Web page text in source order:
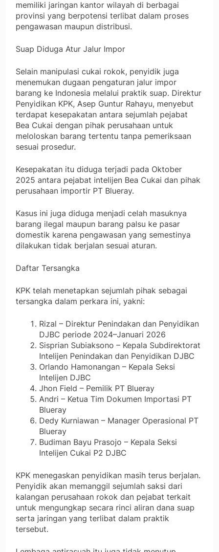
memiliki jaringan kantor wilayah di berbagai
provinsi yang berpotensi terlibat dalam proses
pengawasan maupun distribusi.
Suap Diduga Atur Jalur Impor
Selain manipulasi cukai rokok, penyidik juga
menemukan dugaan pengaturan jalur impor
barang ke Indonesia melalui praktik suap. Direktur
Penyidikan KPK, Asep Guntur Rahayu, menyebut
terdapat kesepakatan antara sejumlah pejabat
Bea Cukai dengan pihak perusahaan untuk
meloloskan barang tertentu tanpa pemeriksaan
sesuai prosedur.
Kesepakatan itu diduga terjadi pada Oktober
2025 antara pejabat intelijen Bea Cukai dan pihak
perusahaan importir PT Blueray.
Kasus ini juga diduga menjadi celah masuknya
barang ilegal maupun barang palsu ke pasar
domestik karena pengawasan yang semestinya
dilakukan tidak berjalan sesuai aturan.
Daftar Tersangka
KPK telah menetapkan sejumlah pihak sebagai
tersangka dalam perkara ini, yakni:
Rizal – Direktur Penindakan dan Penyidikan
DJBC periode 2024–Januari 2026
Sisprian Subiaksono – Kepala Subdirektorat
Intelijen Penindakan dan Penyidikan DJBC
Orlando Hamonangan – Kepala Seksi
Intelijen DJBC
Jhon Field – Pemilik PT Blueray
Andri – Ketua Tim Dokumen Importasi PT
Blueray
Dedy Kurniawan – Manager Operasional PT
Blueray
Budiman Bayu Prasojo – Kepala Seksi
Intelijen Cukai P2 DJBC
KPK menegaskan penyidikan masih terus berjalan.
Penyidik akan memanggil sejumlah saksi dari
kalangan perusahaan rokok dan pejabat terkait
untuk mengungkap secara rinci aliran dana suap
serta jaringan yang terlibat dalam praktik
tersebut.